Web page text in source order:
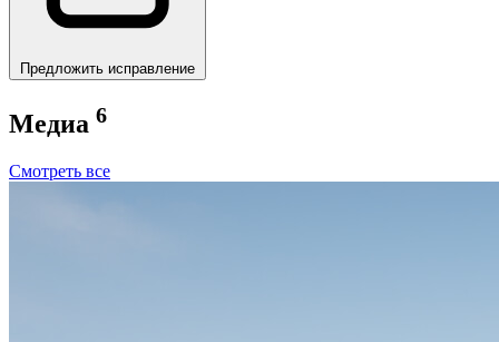
Предложить исправление
Медиа 6
Смотреть все